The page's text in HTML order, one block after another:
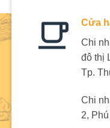
Cửa
Chi
đô thị
Tp.
Chi
2,